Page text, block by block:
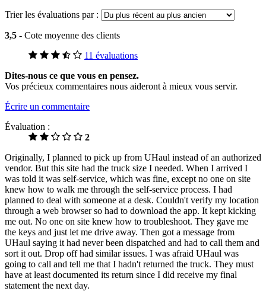
Trier les évaluations par :
3,5 - Cote moyenne des clients
11 évaluations
Dites-nous ce que vous en pensez.
Vos précieux commentaires nous aideront à mieux vous servir.
Écrire un commentaire
Évaluation :
2
Originally, I planned to pick up from UHaul instead of an authorized
vendor. But this site had the truck size I needed. When I arrived I
was told it was self-service, which was fine, except no one on site
knew how to walk me through the self-service process. I had
planned to deal with someone at a desk. Couldn't verify my location
through a web browser so had to download the app. It kept kicking
me out. No one on site knew how to troubleshoot. They gave me
the keys and just let me drive away. Then got a message from
UHaul saying it had never been dispatched and had to call them and
sort it out. Drop off had similar issues. I was afraid UHaul was
going to call and tell me that I hadn't returned the truck. They must
have at least documented its return since I did receive my final
statement the next day.